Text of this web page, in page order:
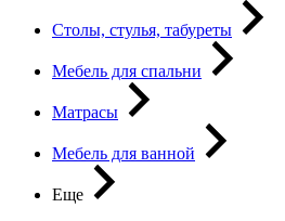
Столы, стулья, табуреты
Мебель для спальни
Матрасы
Мебель для ванной
Еще